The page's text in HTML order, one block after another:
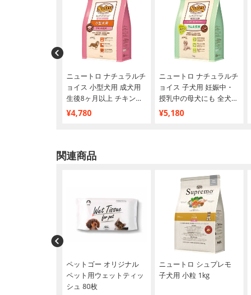
ニュートロ ナチュラルチ
ョイス 小型犬用 成犬用
生後8ヶ月以上 チキン＆
玄米 3kg
¥4,780
ニュートロ ナチュラルチ
ョイス 子犬用 妊娠中・
授乳中の母犬にも 全犬種
用 ラム＆玄米 3kg
¥5,180
関連商品
ペットゴー オリジナル
ペット用ウェットティッ
シュ 80枚
ニュートロ シュプレモ
子犬用 小粒 1kg